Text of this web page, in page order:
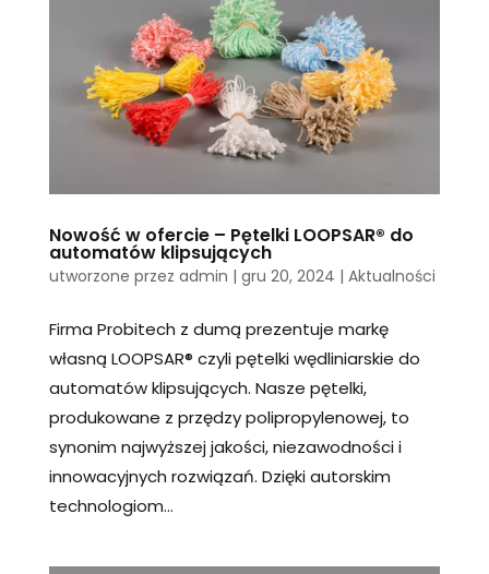
Nowość w ofercie – Pętelki LOOPSAR® do
automatów klipsujących
utworzone przez admin | gru 20, 2024 | Aktualności
Firma Probitech z dumą prezentuje markę
własną LOOPSAR® czyli pętelki wędliniarskie do
automatów klipsujących. Nasze pętelki,
produkowane z przędzy polipropylenowej, to
synonim najwyższej jakości, niezawodności i
innowacyjnych rozwiązań. Dzięki autorskim
technologiom...